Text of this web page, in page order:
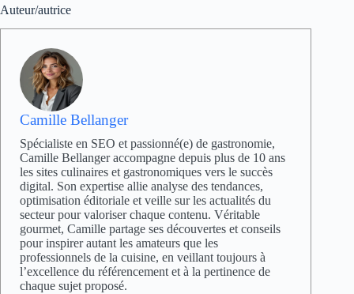
Auteur/autrice
Camille Bellanger
Spécialiste en SEO et passionné(e) de gastronomie,
Camille Bellanger accompagne depuis plus de 10 ans
les sites culinaires et gastronomiques vers le succès
digital. Son expertise allie analyse des tendances,
optimisation éditoriale et veille sur les actualités du
secteur pour valoriser chaque contenu. Véritable
gourmet, Camille partage ses découvertes et conseils
pour inspirer autant les amateurs que les
professionnels de la cuisine, en veillant toujours à
l’excellence du référencement et à la pertinence de
chaque sujet proposé.